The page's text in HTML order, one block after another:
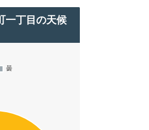
一丁目の天候